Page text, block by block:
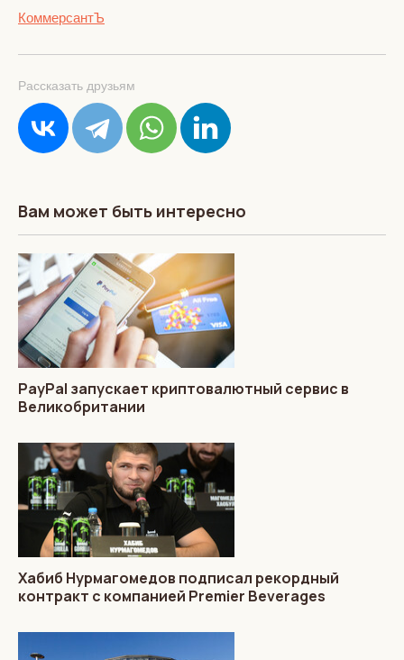
КоммерсантЪ
Рассказать друзьям
Вам может быть интересно
PayPal запускает криптовалютный сервис в
Великобритании
Хабиб Нурмагомедов подписал рекордный
контракт с компанией Premier Beverages